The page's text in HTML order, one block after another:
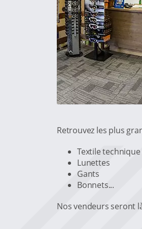
Retrouvez les plus
Textile
Lunettes
Gants
Bonnets...
Nos vendeurs seront